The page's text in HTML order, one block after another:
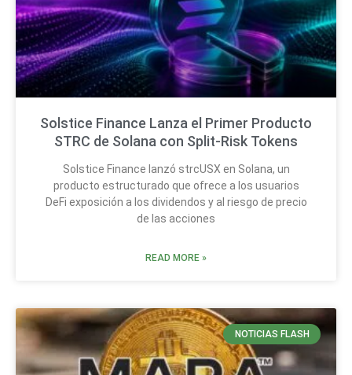
Solstice Finance Lanza el Primer Producto
STRC de Solana con Split-Risk Tokens
Solstice Finance lanzó strcUSX en Solana, un
producto estructurado que ofrece a los usuarios
DeFi exposición a los dividendos y al riesgo de precio
de las acciones
READ MORE »
NOTICIAS FLASH